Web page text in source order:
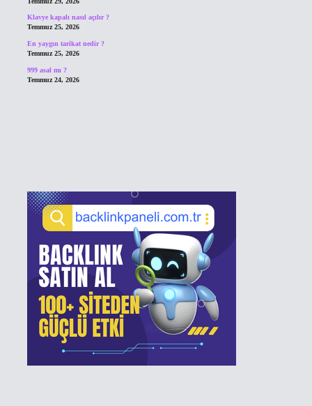
Klavye kapalı nasıl açılır ?
Temmuz 25, 2026
En yaygın tarikat nedir ?
Temmuz 25, 2026
999 asal mı ?
Temmuz 24, 2026